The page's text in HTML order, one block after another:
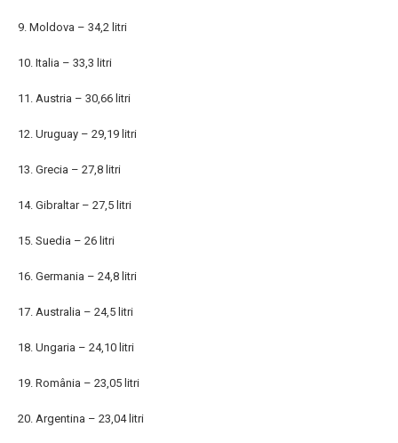
9. Moldova – 34,2 litri
10. Italia – 33,3 litri
11. Austria – 30,66 litri
12. Uruguay – 29,19 litri
13. Grecia – 27,8 litri
14. Gibraltar – 27,5 litri
15. Suedia – 26 litri
16. Germania – 24,8 litri
17. Australia – 24,5 litri
18. Ungaria – 24,10 litri
19. România – 23,05 litri
20. Argentina – 23,04 litri